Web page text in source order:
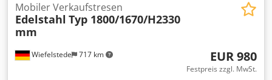
Wiefelstede 717 km
Mobiler Verkaufstresen
Edelstahl Typ 1800/1670/H2330
mm
EUR 980
Festpreis zzgl. MwSt.